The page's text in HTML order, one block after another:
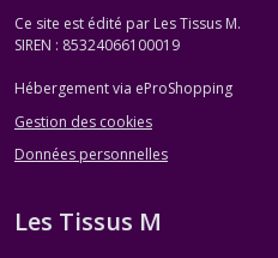
Ce site est édité par Les Tissus M.
SIREN : 85324066100019
Hébergement via eProShopping
Gestion des cookies
Données personnelles
Les Tissus M